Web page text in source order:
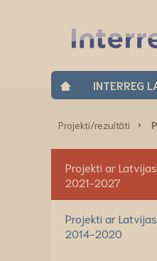
INTERREG
Projekti/rezultāti
Projekti ar
2021-2027
Projekti ar
2014-2020